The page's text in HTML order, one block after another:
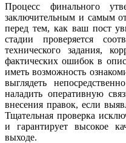
Процесс финального
заключительным и самым
перед тем, как ваш пост
стадии проверяется
технического задания,
фактических ошибок в
иметь возможность
выглядеть
наладить оперативную
внесения правок, если
Тщательная проверка
и гарантирует высокое
выходе.